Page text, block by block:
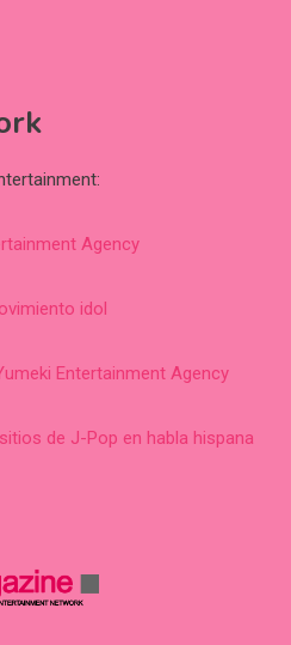
Agency
idol
Entertainment Agency
de J-Pop en habla hispana